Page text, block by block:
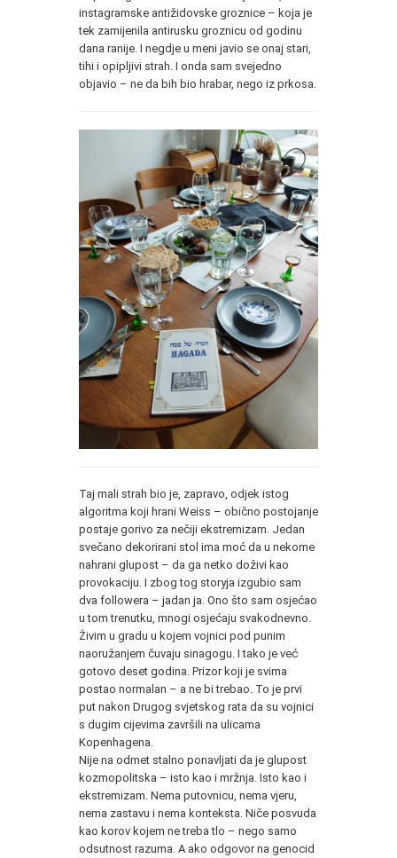
instagramske antižidovske groznice – koja je
tek zamijenila antirusku groznicu od godinu
dana ranije. I negdje u meni javio se onaj stari,
tihi i opipljivi strah. I onda sam svejedno
objavio – ne da bih bio hrabar, nego iz prkosa.
Taj mali strah bio je, zapravo, odjek istog
algoritma koji hrani Weiss – obično postojanje
postaje gorivo za nečiji ekstremizam. Jedan
svečano dekorirani stol ima moć da u nekome
nahrani glupost – da ga netko doživi kao
provokaciju. I zbog tog storyja izgubio sam
dva followera – jadan ja. Ono što sam osjećao
u tom trenutku, mnogi osjećaju svakodnevno.
Živim u gradu u kojem vojnici pod punim
naoružanjem čuvaju sinagogu. I tako je već
gotovo deset godina. Prizor koji je svima
postao normalan – a ne bi trebao. To je prvi
put nakon Drugog svjetskog rata da su vojnici
s dugim cijevima završili na ulicama
Kopenhagena.
Nije na odmet stalno ponavljati da je glupost
kozmopolitska – isto kao i mržnja. Isto kao i
ekstremizam. Nema putovnicu, nema vjeru,
nema zastavu i nema konteksta. Niče posvuda
kao korov kojem ne treba tlo – nego samo
odsutnost razuma. A ako odgovor na genocid